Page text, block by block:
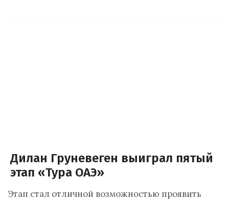
Дилан Груневеген выиграл пятый
этап «Тура ОАЭ»
Этап стал отличной возможностью проявить